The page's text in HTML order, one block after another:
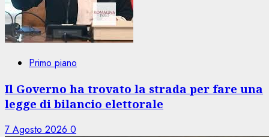
Primo piano
Il Governo ha trovato la strada per fare una
legge di bilancio elettorale
7 Agosto 2026 0